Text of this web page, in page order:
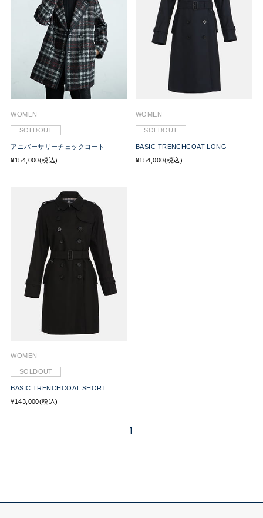
WOMEN
SOLDOUT
アニバーサリーチェックコート
¥154,000(税込)
WOMEN
SOLDOUT
BASIC TRENCHCOAT LONG
¥154,000(税込)
WOMEN
SOLDOUT
BASIC TRENCHCOAT SHORT
¥143,000(税込)
1